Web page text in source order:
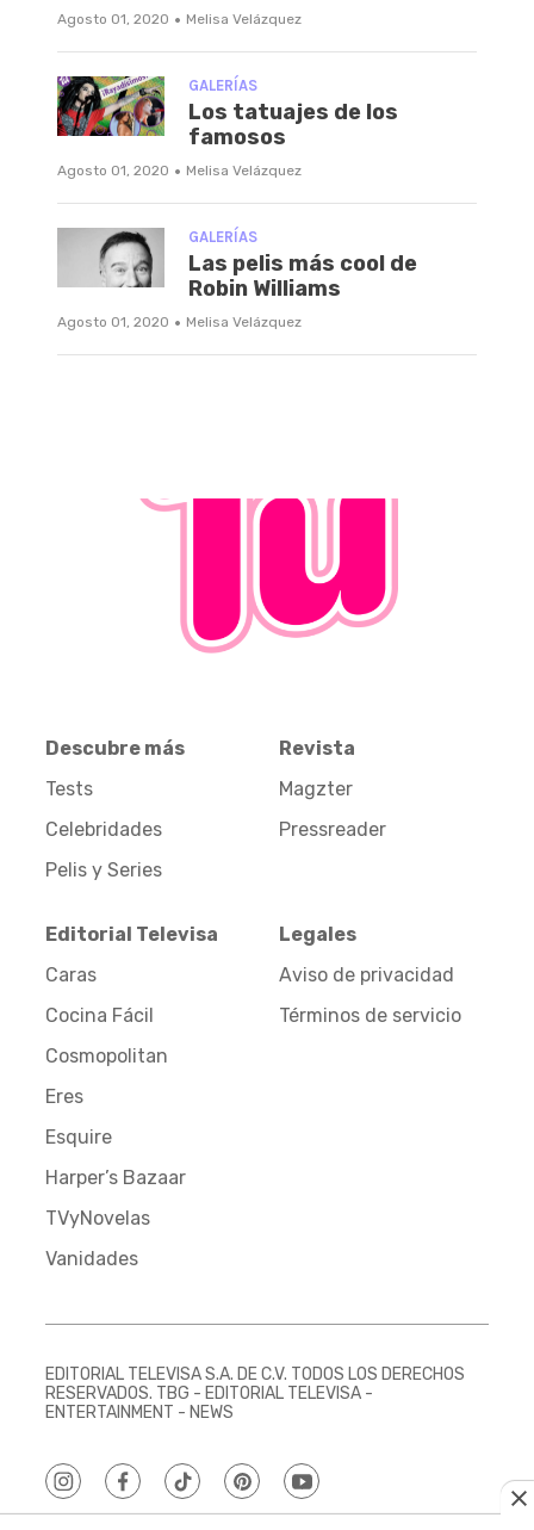
Agosto 01, 2020 · Melisa Velázquez
GALERÍAS
Los tatuajes de los
famosos
Agosto 01, 2020 · Melisa Velázquez
GALERÍAS
Las pelis más cool de
Robin Williams
Agosto 01, 2020 · Melisa Velázquez
Descubre más
Tests
Celebridades
Pelis y Series
Revista
Magzter
Pressreader
Editorial Televisa
Caras
Cocina Fácil
Cosmopolitan
Eres
Esquire
Harper’s Bazaar
TVyNovelas
Vanidades
Legales
Aviso de privacidad
Términos de servicio
EDITORIAL TELEVISA S.A. DE C.V. TODOS LOS DERECHOS
RESERVADOS. TBG - EDITORIAL TELEVISA -
ENTERTAINMENT - NEWS
instagramfacebooktiktokpinterestyoutube